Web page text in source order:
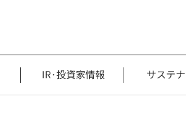
IR·投資家情報 サステ